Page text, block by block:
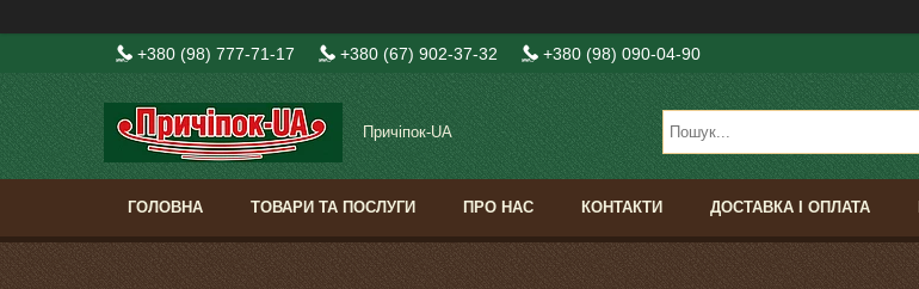
+380 (98) 777-71-17 +380 (67) 902-37-32 +380 (98) 090-04-90
Причіпок-UA
ГОЛОВНА ТОВАРИ ТА ПОСЛУГИ ПРО НАС КОНТАКТИ ДОСТАВКА І ОПЛАТА